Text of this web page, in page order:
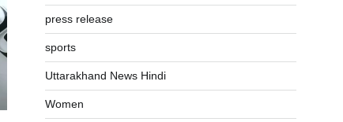
press release
sports
Uttarakhand News Hindi
Women